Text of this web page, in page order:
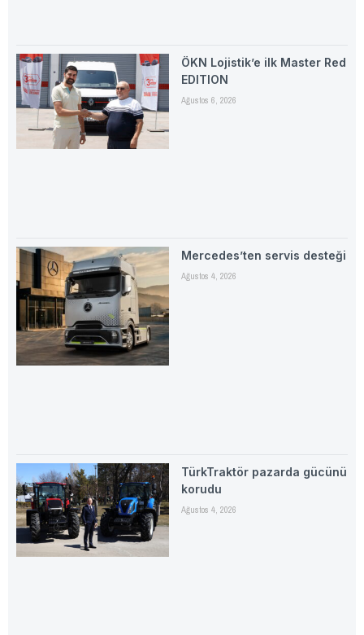
ÖKN Lojistik’e ilk Master Red
EDITION
Ağustos 6, 2026
Mercedes’ten servis desteği
Ağustos 4, 2026
TürkTraktör pazarda gücünü
korudu
Ağustos 4, 2026